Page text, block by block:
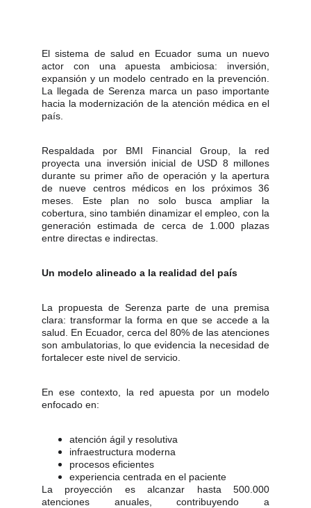
El sistema de salud en Ecuador suma un nuevo
actor con una apuesta ambiciosa: inversión,
expansión y un modelo centrado en la prevención.
La llegada de Serenza marca un paso importante
hacia la modernización de la atención médica en el
país.
Respaldada por BMI Financial Group, la red
proyecta una inversión inicial de USD 8 millones
durante su primer año de operación y la apertura
de nueve centros médicos en los próximos 36
meses. Este plan no solo busca ampliar la
cobertura, sino también dinamizar el empleo, con la
generación estimada de cerca de 1.000 plazas
entre directas e indirectas.
Un modelo alineado a la realidad del país
La propuesta de Serenza parte de una premisa
clara: transformar la forma en que se accede a la
salud. En Ecuador, cerca del 80% de las atenciones
son ambulatorias, lo que evidencia la necesidad de
fortalecer este nivel de servicio.
En ese contexto, la red apuesta por un modelo
enfocado en:
atención ágil y resolutiva
infraestructura moderna
procesos eficientes
experiencia centrada en el paciente
La proyección es alcanzar hasta 500.000
atenciones anuales, contribuyendo a